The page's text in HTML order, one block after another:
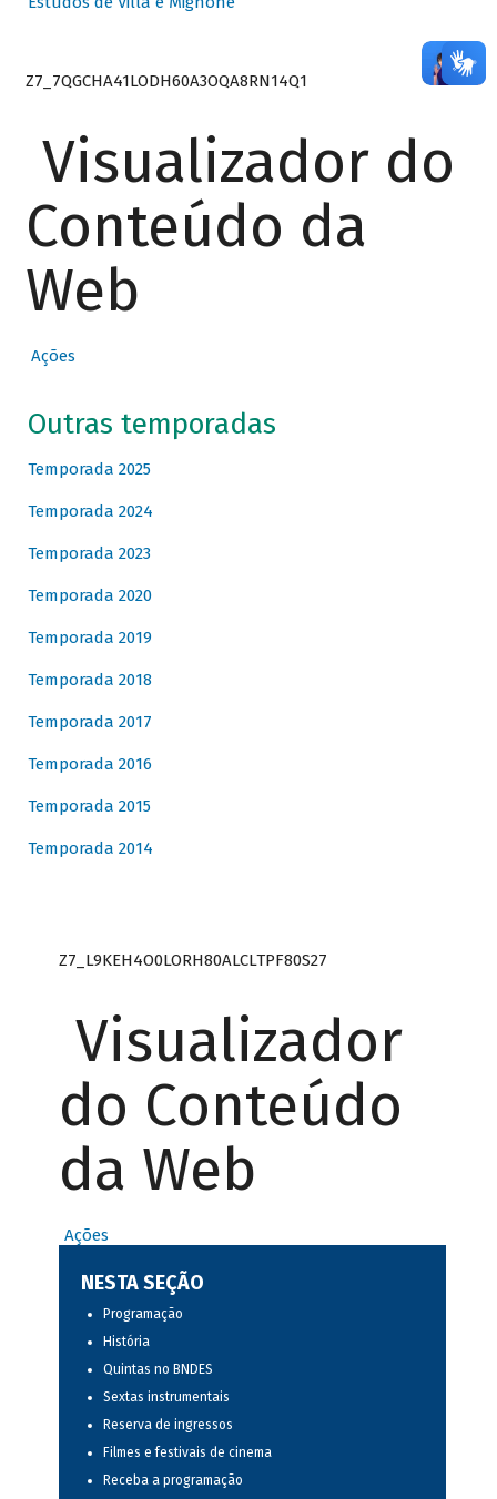
Z7_7QGCHA41LODH60A3OQA8RN14Q1
Visualizador do
Conteúdo da
Web
Ações
Outras temporadas
Temporada 2025
Temporada 2024
Temporada 2023
Temporada 2020
Temporada 2019
Temporada 2018
Temporada 2017
Temporada 2016
Temporada 2015
Temporada 2014
Z7_L9KEH4O0LORH80ALCLTPF80S27
Visualizador
do Conteúdo
da Web
Ações
NESTA SEÇÃO
Programação
História
Quintas no BNDES
Sextas instrumentais
Reserva de ingressos
Filmes e festivais de cinema
Receba a programação